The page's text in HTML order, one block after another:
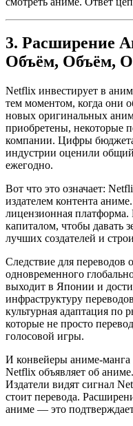
3. Расширение
Объём, Объём,
Netflix инвестирует в
тем моментом, когда они
новых оригинальных
приобретены, некоторые
компании. Цифры
индустрии оценили
ежегодно.
Вот что это означает:
издателем контента
лицензионная
капиталом, чтобы давать
лучших создателей и
Следствие для переводов
одновременного
выходит в Японии и
инфраструктуру
культурная адаптация по
которые не просто
голосовой игры.
И конвейеры аниме-
Netflix объявляет об
Издатели видят сигнал
стоит перевода.
аниме — это